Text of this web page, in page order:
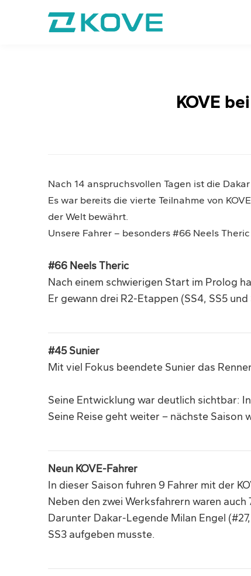
KOVE
Nach 14 anspruchsvollen Tagen ist die
Es war bereits die vierte Teilnahme von
der Welt bewährt.
Unsere Fahrer – besonders #66 Neels
#66 Neels Theric
Nach einem schwierigen Start im Prolog
Er gewann drei R2-Etappen (SS4, SS5
#45 Sunier
Mit viel Fokus beendete Sunier das
Seine Entwicklung war deutlich sichtbar:
Seine Reise geht weiter – nächste
Neun KOVE-Fahrer
In dieser Saison fuhren 9 Fahrer mit der
Neben den zwei Werksfahrern waren
Darunter Dakar-Legende Milan Engel
SS3 aufgeben musste.